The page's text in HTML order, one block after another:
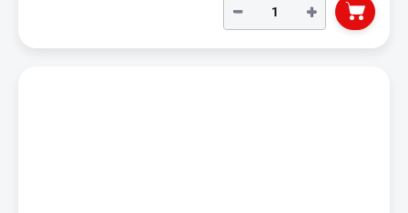
+
−